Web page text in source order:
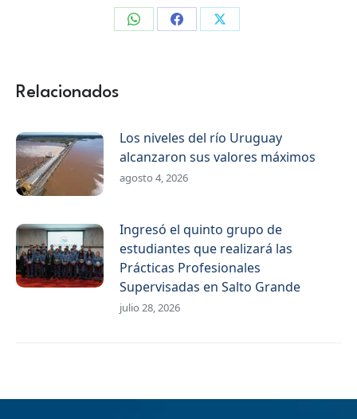
CompartirCompartirCompartir
Relacionados
Los niveles del río Uruguay
alcanzaron sus valores máximos
agosto 4, 2026
Ingresó el quinto grupo de
estudiantes que realizará las
Prácticas Profesionales
Supervisadas en Salto Grande
julio 28, 2026